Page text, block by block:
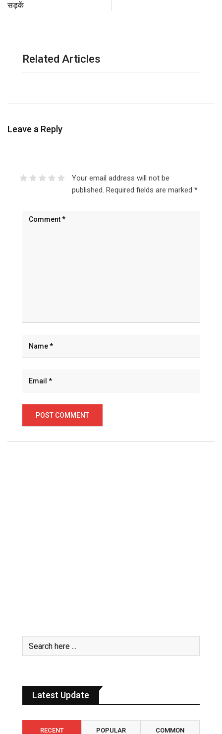
सड़कें
Related Articles
Leave a Reply
Your email address will not be
published. Required fields are marked *
Latest Update
RECENT POPULAR COMMON